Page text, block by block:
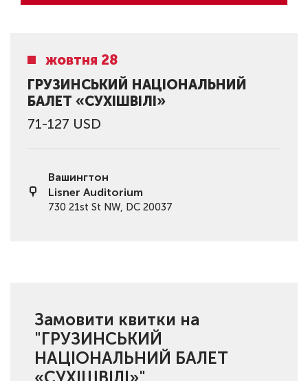
жовтня 28
ГРУЗИНСЬКИЙ НАЦІОНАЛЬНИЙ
БАЛЕТ «СУХІШВІЛІ»
71-127 USD
Вашингтон
Lisner Auditorium
730 21st St NW, DC 20037
Замовити квитки на
"ГРУЗИНСЬКИЙ
НАЦІОНАЛЬНИЙ БАЛЕТ